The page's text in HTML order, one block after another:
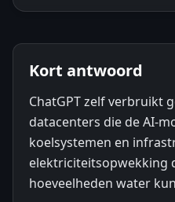
Kort antwoord
ChatGPT zelf verbruikt
datacenters die de AI-
koelsystemen en
elektriciteitsopwekking
hoeveelheden water